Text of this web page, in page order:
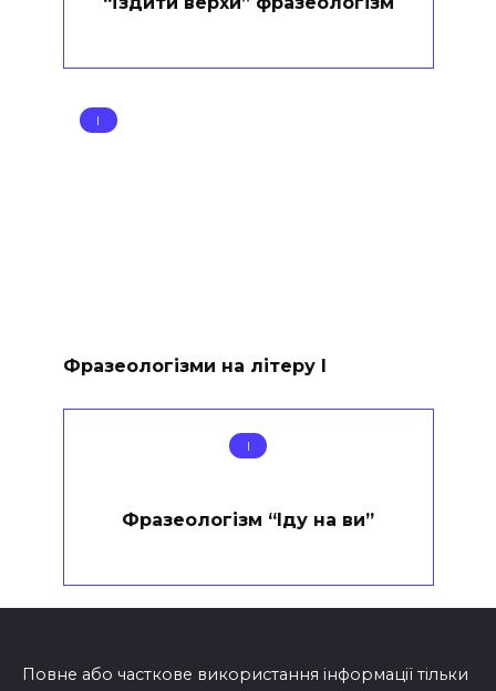
І
Фразеологізми на літеру І
І
Фразеологізм “Іду на ви”
Повне або часткове використання інформації тільки